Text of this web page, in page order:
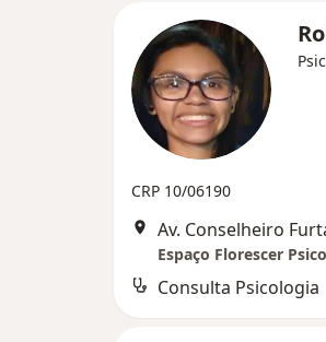
CRP 10/06190
Espaço Florescer
Consulta Psicologia